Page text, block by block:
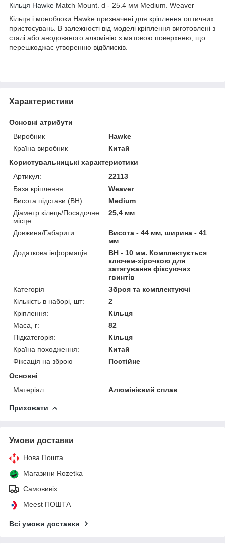
Кільця Hawke Match Mount. d - 25.4 мм Medium. Weaver
Кільця і моноблоки Hawke призначені для кріплення оптичних
пристосувань. В залежності від моделі кріплення виготовлені з
сталі або анодованого алюмінію з матовою поверхнею, що
перешкоджає утворенню відблисків.
Характеристики
Основні атрибути
Виробник
Hawke
Країна виробник
Китай
Користувальницькі характеристики
Артикул:
22113
База кріплення:
Weaver
Висота підстави (BH):
Medium
Діаметр кілець/Посадочне
місце:
25,4 мм
Довжина/Габарити:
Висота - 44 мм, ширина - 41
мм
Додаткова інформація
BH - 10 мм. Комплектується
ключем-зірочкою для
затягування фіксуючих
гвинтів
Категорія
Зброя та комплектуючі
Кількість в наборі, шт:
2
Кріплення:
Кільця
Маса, г:
82
Підкатегорія:
Кільця
Країна походження:
Китай
Фіксація на зброю
Постійне
Основні
Матеріал
Алюмінієвий сплав
Приховати
Умови доставки
Нова Пошта
Магазини Rozetka
Самовивіз
Meest ПОШТА
Всі умови доставки